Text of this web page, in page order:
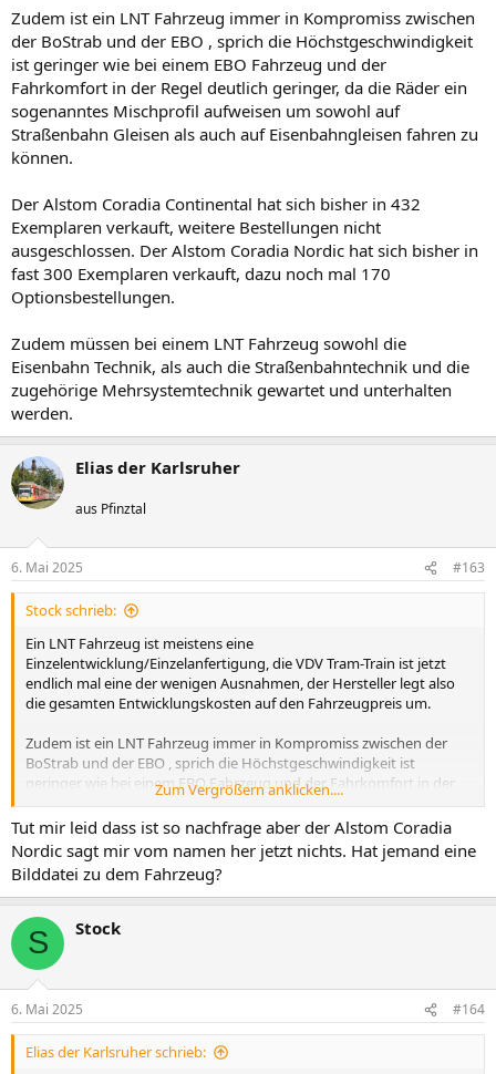
Zudem ist ein LNT Fahrzeug immer in Kompromiss zwischen
der BoStrab und der EBO , sprich die Höchstgeschwindigkeit
ist geringer wie bei einem EBO Fahrzeug und der
Fahrkomfort in der Regel deutlich geringer, da die Räder ein
sogenanntes Mischprofil aufweisen um sowohl auf
Straßenbahn Gleisen als auch auf Eisenbahngleisen fahren zu
können.
Der Alstom Coradia Continental hat sich bisher in 432
Exemplaren verkauft, weitere Bestellungen nicht
ausgeschlossen. Der Alstom Coradia Nordic hat sich bisher in
fast 300 Exemplaren verkauft, dazu noch mal 170
Optionsbestellungen.
Zudem müssen bei einem LNT Fahrzeug sowohl die
Eisenbahn Technik, als auch die Straßenbahntechnik und die
zugehörige Mehrsystemtechnik gewartet und unterhalten
werden.
Elias der Karlsruher
aus Pfinztal
6. Mai 2025 #163
Stock schrieb:
Ein LNT Fahrzeug ist meistens eine
Einzelentwicklung/Einzelanfertigung, die VDV Tram-Train ist jetzt
endlich mal eine der wenigen Ausnahmen, der Hersteller legt also
die gesamten Entwicklungskosten auf den Fahrzeugpreis um.
Zudem ist ein LNT Fahrzeug immer in Kompromiss zwischen der
BoStrab und der EBO , sprich die Höchstgeschwindigkeit ist
geringer wie bei einem EBO Fahrzeug und der Fahrkomfort in der
Regel deutlich geringer, da die Räder ein sogenanntes Mischprofil
aufweisen um sowohl auf Straßenbahn Gleisen als auch auf
Eisenbahngleisen fahren zu können.
Der Alstom Coradia Continental hat sich bisher in 432 Exemplaren
verkauft, weitere Bestellungen nicht ausgeschlossen. Der Alstom
Coradia Nordic hat sich bisher in fast 300 Exemplaren verkauft, dazu
noch mal 170 Optionsbestellungen.
Zum Vergrößern anklicken....
Tut mir leid dass ist so nachfrage aber der Alstom Coradia
Nordic sagt mir vom namen her jetzt nichts. Hat jemand eine
Bilddatei zu dem Fahrzeug?
S Stock
6. Mai 2025 #164
Elias der Karlsruher schrieb: